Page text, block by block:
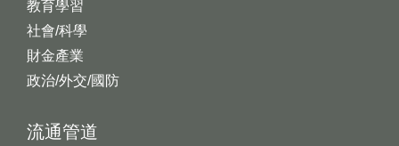
教育學習
社會/科學
財金產業
政治/外交/國防
流通管道